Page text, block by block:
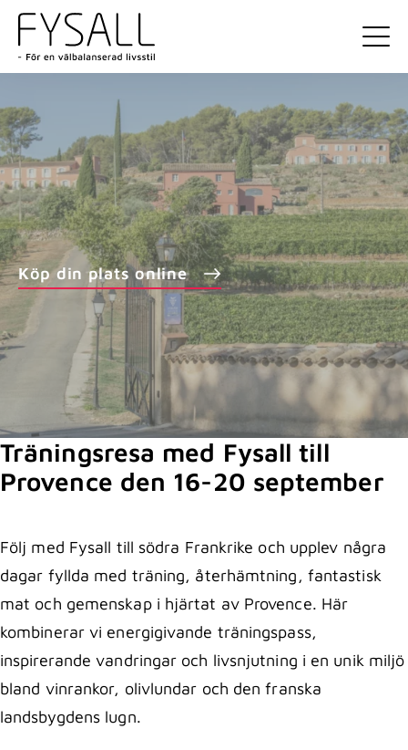
Köp din plats online
Träningsresa med Fysall till
Provence den 16-20 september
Följ med Fysall till södra Frankrike och upplev några
dagar fyllda med träning, återhämtning, fantastisk
mat och gemenskap i hjärtat av Provence. Här
kombinerar vi energigivande träningspass,
inspirerande vandringar och livsnjutning i en unik miljö
bland vinrankor, olivlundar och den franska
landsbygdens lugn.